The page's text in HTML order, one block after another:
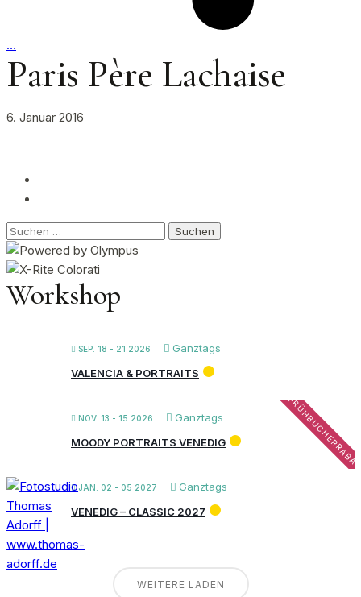
…
Paris Père Lachaise
6. Januar 2016
Suchen
nach:
Workshop
SEP. 18 - 21 2026
Ganztags
VALENCIA & PORTRAITS
NOV. 13 - 15 2026 Ganztags
MOODY PORTRAITS VENEDIG
JAN. 02 - 05 2027
Ganztags
VENEDIG – CLASSIC 2027
WEITERE LADEN